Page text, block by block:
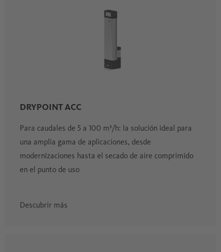
DRYPOINT ACC
Para caudales de 5 a 100 m³/h: la solución ideal para
una amplia gama de aplicaciones, desde
modernizaciones hasta el secado de aire comprimido
en el punto de uso
Descubrir más